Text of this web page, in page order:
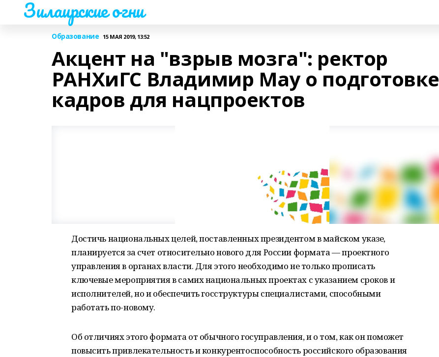
Зилаирские огни
Образование 15 МАЯ 2019, 13:52
Акцент на "взрыв мозга": ректор
РАНХиГС Владимир Мау о подготовке
кадров для нацпроектов
Достичь национальных целей, поставленных президентом в майском указе,
планируется за счет относительно нового для России формата — проектного
управления в органах власти. Для этого необходимо не только прописать
ключевые мероприятия в самих национальных проектах с указанием сроков и
исполнителей, но и обеспечить госструктуры специалистами, способными
работать по-новому.
Об отличиях этого формата от обычного госуправления, и о том, как он поможет
повысить привлекательность и конкурентоспособность российского образования